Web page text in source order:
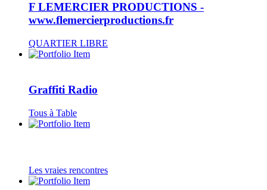
F LEMERCIER PRODUCTIONS -
www.flemercierproductions.fr
QUARTIER LIBRE
Graffiti Radio
Tous à Table
Les vraies rencontres